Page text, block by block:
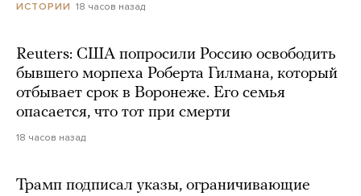
ИСТОРИИ 18 часов назад
Reuters: США попросили Россию освободить
бывшего морпеха Роберта Гилмана, который
отбывает срок в Воронеже. Его семья
опасается, что тот при смерти
18 часов назад
Трамп подписал указы, ограничивающие